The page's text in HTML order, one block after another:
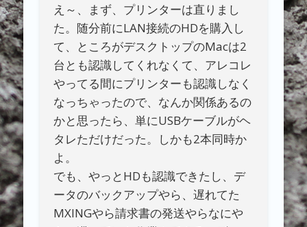
え～、まず、プリンターは直りまし
た。随分前にLAN接続のHDを購入し
て、ところがデスクトップのMacは2
台とも認識してくれなくて、アレコレ
やってる間にプリンターも認識しなく
なっちゃったので、なんか関係あるの
かと思ったら、単にUSBケーブルがヘ
タレただけだった。しかも2本同時か
よ。
でも、やっとHDも認識できたし、デ
ータのバックアップやら、遅れてた
MXINGやら請求書の発送やらなにや